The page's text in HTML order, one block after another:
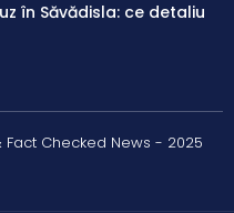
în Săvădisla: ce detaliu
Checked News - 2025